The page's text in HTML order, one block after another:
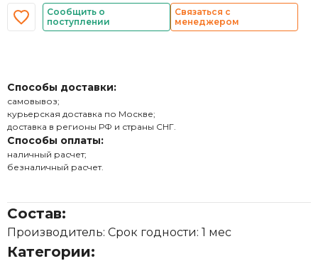
Сообщить о
поступлении
Связаться с
менеджером
Способы доставки:
самовывоз;
курьерская доставка по Москве;
доставка в регионы РФ и страны СНГ.
Способы оплаты:
наличный расчет;
безналичный расчет.
Состав:
Производитель: Срок годности: 1 мес
Категории: